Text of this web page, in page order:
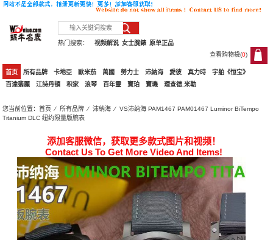
热门搜索： 原单正品
女士腕錶
视频解说
查看购物袋(0)
0
首页 所有品牌 卡地亞 歐米茄 萬國 勞力士 沛納海 愛彼 真力時
宇舶《恒宝》
百達翡麗
江詩丹頓 积家 浪琴 百年靈 寶珀 寶璣 理查德.米勒
您当前位置：首页 ⁄所有品牌 ⁄沛納海 ⁄ VS沛纳海 PAM1467 PAM01467 Luminor BiTempo
Titanium DLC 纽约限量版腕表
添加客服微信，获取更多款式图片和视频！
Contact Us To Get More Video And Items!